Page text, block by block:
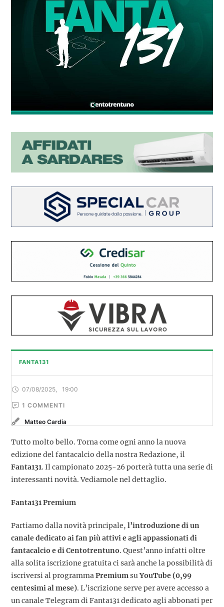
FANTA131
07/08/2025, 19:00
1 COMMENTI
Matteo Cardia
Tutto molto bello. Torna come ogni anno la nuova
edizione del fantacalcio della nostra Redazione, il
Fanta131. Il campionato 2025-26 porterà tutta una serie di
interessanti novità. Vediamole nel dettaglio.
Fanta131 Premium
Partiamo dalla novità principale, l’introduzione di un
canale dedicato ai fan più attivi e agli appassionati di
fantacalcio e di Centotrentuno. Quest’anno infatti oltre
alla solita iscrizione gratuita ci sarà anche la possibilità di
iscriversi al programmaPremiumsuYouTube (0,99
centesimi al mese). L’iscrizione serve per avere accesso a
un canale Telegram di Fanta131 dedicato agli abbonati per